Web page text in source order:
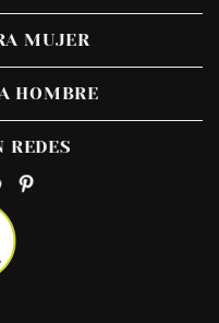
MUJER
HOMBRE
REDES